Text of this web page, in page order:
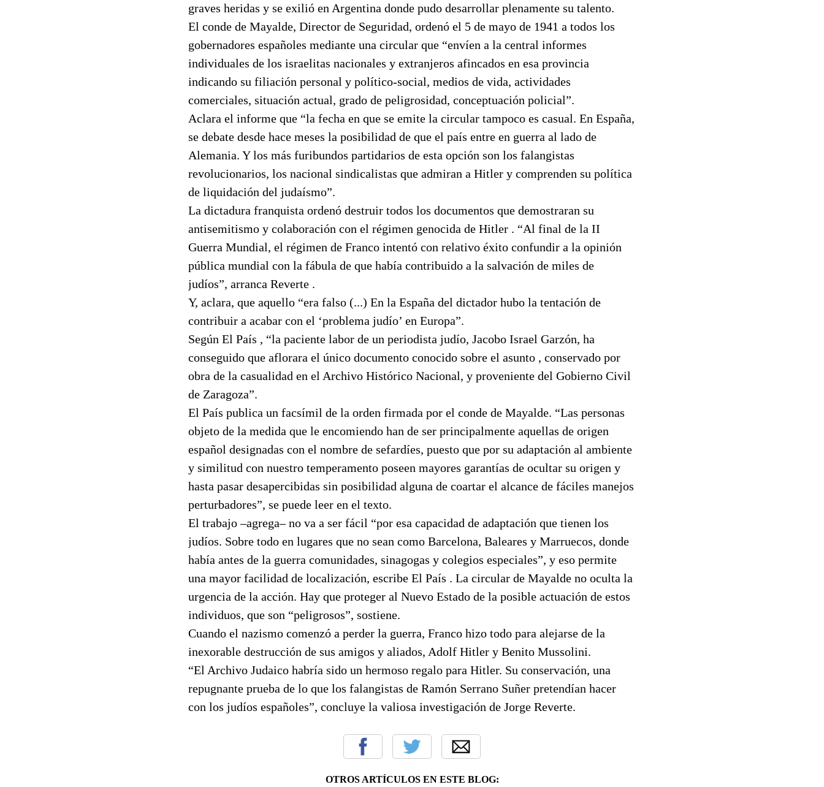
graves heridas y se exilió en Argentina donde pudo desarrollar plenamente su talento.
El conde de Mayalde, Director de Seguridad, ordenó el 5 de mayo de 1941 a todos los
gobernadores españoles mediante una circular que “envíen a la central informes
individuales de los israelitas nacionales y extranjeros afincados en esa provincia
indicando su filiación personal y político-social, medios de vida, actividades
comerciales, situación actual, grado de peligrosidad, conceptuación policial”.
Aclara el informe que “la fecha en que se emite la circular tampoco es casual. En España,
se debate desde hace meses la posibilidad de que el país entre en guerra al lado de
Alemania. Y los más furibundos partidarios de esta opción son los falangistas
revolucionarios, los nacional sindicalistas que admiran a Hitler y comprenden su política
de liquidación del judaísmo”.
La dictadura franquista ordenó destruir todos los documentos que demostraran su
antisemitismo y colaboración con el régimen genocida de Hitler . “Al final de la II
Guerra Mundial, el régimen de Franco intentó con relativo éxito confundir a la opinión
pública mundial con la fábula de que había contribuido a la salvación de miles de
judíos”, arranca Reverte .
Y, aclara, que aquello “era falso (...) En la España del dictador hubo la tentación de
contribuir a acabar con el ‘problema judío’ en Europa”.
Según El País , “la paciente labor de un periodista judío, Jacobo Israel Garzón, ha
conseguido que aflorara el único documento conocido sobre el asunto , conservado por
obra de la casualidad en el Archivo Histórico Nacional, y proveniente del Gobierno Civil
de Zaragoza”.
El País publica un facsímil de la orden firmada por el conde de Mayalde. “Las personas
objeto de la medida que le encomiendo han de ser principalmente aquellas de origen
español designadas con el nombre de sefardíes, puesto que por su adaptación al ambiente
y similitud con nuestro temperamento poseen mayores garantías de ocultar su origen y
hasta pasar desapercibidas sin posibilidad alguna de coartar el alcance de fáciles manejos
perturbadores”, se puede leer en el texto.
El trabajo –agrega– no va a ser fácil “por esa capacidad de adaptación que tienen los
judíos. Sobre todo en lugares que no sean como Barcelona, Baleares y Marruecos, donde
había antes de la guerra comunidades, sinagogas y colegios especiales”, y eso permite
una mayor facilidad de localización, escribe El País . La circular de Mayalde no oculta la
urgencia de la acción. Hay que proteger al Nuevo Estado de la posible actuación de estos
individuos, que son “peligrosos”, sostiene.
Cuando el nazismo comenzó a perder la guerra, Franco hizo todo para alejarse de la
inexorable destrucción de sus amigos y aliados, Adolf Hitler y Benito Mussolini.
“El Archivo Judaico habría sido un hermoso regalo para Hitler. Su conservación, una
repugnante prueba de lo que los falangistas de Ramón Serrano Suñer pretendían hacer
con los judíos españoles”, concluye la valiosa investigación de Jorge Reverte.
OTROS ARTÍCULOS EN ESTE BLOG: